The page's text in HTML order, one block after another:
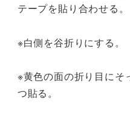
テープを貼り合わせる。
※白側を谷折りにする。
※黄色の面の折り目にそ
つ貼る。